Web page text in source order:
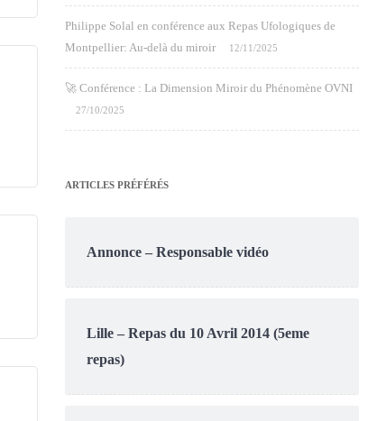
Philippe Solal en conférence aux Repas Ufologiques de
Montpellier: Au-delà du miroir
12/11/2025
🚀 Conférence : La Dimension Miroir du Phénomène OVNI
27/10/2025
ARTICLES PRÉFÉRÉS
Annonce – Responsable vidéo
Lille – Repas du 10 Avril 2014 (5eme
repas)